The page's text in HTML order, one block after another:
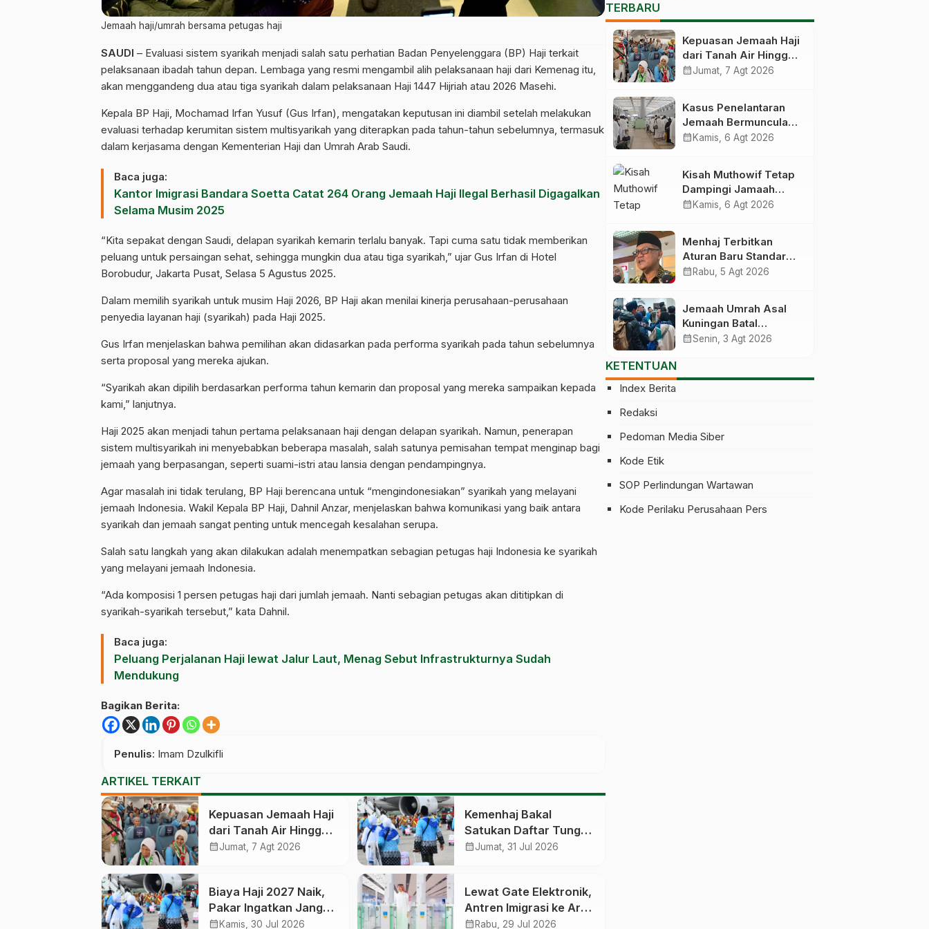
Jemaah haji/umrah bersama petugas haji
SAUDI – Evaluasi sistem syarikah menjadi salah satu perhatian Badan Penyelenggara (BP) Haji terkait
pelaksanaan ibadah tahun depan. Lembaga yang resmi mengambil alih pelaksanaan haji dari Kemenag itu,
akan menggandeng dua atau tiga syarikah dalam pelaksanaan Haji 1447 Hijriah atau 2026 Masehi.
Kepala BP Haji, Mochamad Irfan Yusuf (Gus Irfan), mengatakan keputusan ini diambil setelah melakukan
evaluasi terhadap kerumitan sistem multisyarikah yang diterapkan pada tahun-tahun sebelumnya, termasuk
dalam kerjasama dengan Kementerian Haji dan Umrah Arab Saudi.
Baca juga:
Kantor Imigrasi Bandara Soetta Catat 264 Orang Jemaah Haji Ilegal Berhasil Digagalkan
Selama Musim 2025
“Kita sepakat dengan Saudi, delapan syarikah kemarin terlalu banyak. Tapi cuma satu tidak memberikan
peluang untuk persaingan sehat, sehingga mungkin dua atau tiga syarikah,” ujar Gus Irfan di Hotel
Borobudur, Jakarta Pusat, Selasa 5 Agustus 2025.
Dalam memilih syarikah untuk musim Haji 2026, BP Haji akan menilai kinerja perusahaan-perusahaan
penyedia layanan haji (syarikah) pada Haji 2025.
Gus Irfan menjelaskan bahwa pemilihan akan didasarkan pada performa syarikah pada tahun sebelumnya
serta proposal yang mereka ajukan.
“Syarikah akan dipilih berdasarkan performa tahun kemarin dan proposal yang mereka sampaikan kepada
kami,” lanjutnya.
Haji 2025 akan menjadi tahun pertama pelaksanaan haji dengan delapan syarikah. Namun, penerapan
sistem multisyarikah ini menyebabkan beberapa masalah, salah satunya pemisahan tempat menginap bagi
jemaah yang berpasangan, seperti suami-istri atau lansia dengan pendampingnya.
Agar masalah ini tidak terulang, BP Haji berencana untuk “mengindonesiakan” syarikah yang melayani
jemaah Indonesia. Wakil Kepala BP Haji, Dahnil Anzar, menjelaskan bahwa komunikasi yang baik antara
syarikah dan jemaah sangat penting untuk mencegah kesalahan serupa.
Salah satu langkah yang akan dilakukan adalah menempatkan sebagian petugas haji Indonesia ke syarikah
yang melayani jemaah Indonesia.
“Ada komposisi 1 persen petugas haji dari jumlah jemaah. Nanti sebagian petugas akan dititipkan di
syarikah-syarikah tersebut,” kata Dahnil.
Baca juga:
Peluang Perjalanan Haji lewat Jalur Laut, Menag Sebut Infrastrukturnya Sudah
Mendukung
Bagikan Berita:
Penulis: Imam Dzulkifli
ARTIKEL TERKAIT
Kepuasan Jemaah Haji
dari Tanah Air Hingga
Kembali Catat Angka
calendar_monthJumat, 7 Agt 2026
Kemenhaj Bakal
Satukan Daftar Tunggu
Haji, Antrean Berbasis
calendar_monthJumat, 31 Jul 2026
Biaya Haji 2027 Naik,
Pakar Ingatkan Jangan
Habiskan Dana
calendar_monthKamis, 30 Jul 2026
Lewat Gate Elektronik,
Antren Imigrasi ke Arab
Saudi Bisa Kini Cepat
calendar_monthRabu, 29 Jul 2026
TERBARU
Kepuasan Jemaah Haji
dari Tanah Air Hingga
Kembali Catat Angka
calendar_monthJumat, 7 Agt 2026
Kasus Penelantaran
Jemaah Bermunculan,
Kemenhaj Operasikan
calendar_month Kamis, 6 Agt 2026
Kisah Muthowif Tetap
Dampingi Jamaah
Meski Tak Digaji,
Travel
calendar_month Kamis, 6 Agt 2026
Menhaj Terbitkan
Aturan Baru Standar
Kegiatan Usaha Travel
Melanggar
calendar_month Rabu, 5 Agt 2026
Jemaah Umrah Asal
Kuningan Batal
Berangkat Gegara Visa
calendar_monthSenin, 3 Agt 2026
KETENTUAN
Index Berita
Redaksi
Pedoman Media Siber
Kode Etik
SOP Perlindungan Wartawan
Kode Perilaku Perusahaan Pers